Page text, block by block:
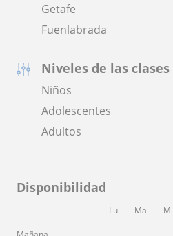
Getafe
Fuenlabrada
Niveles de las clases
Niños
Adolescentes
Adultos
Disponibilidad
Lu Ma Mi